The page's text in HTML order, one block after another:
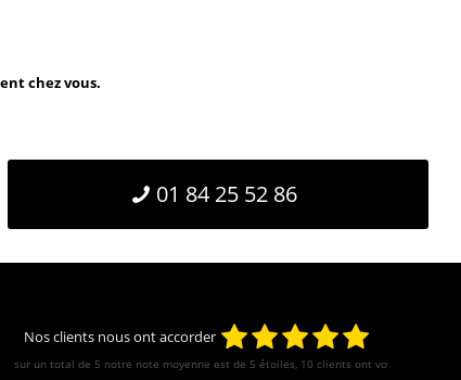
chez vous.
01 84 25 52 86
Nos clients nous ont accorder
sur un total de 5 notre note moyenne est de 5 étoiles, 10 clients ont votés